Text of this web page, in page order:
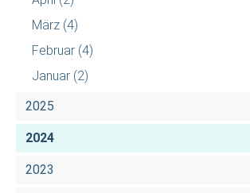
März (4)
Februar (4)
Januar (2)
2025
2024
2023